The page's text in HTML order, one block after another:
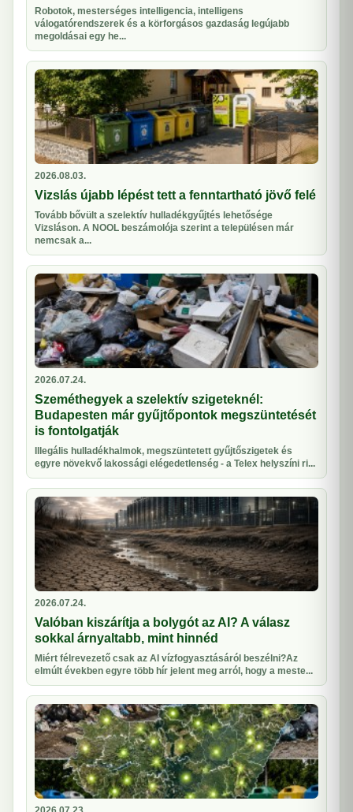
Robotok, mesterséges intelligencia, intelligens
válogatórendszerek és a körforgásos gazdaság legújabb
megoldásai egy he...
2026.08.03.
Vizslás újabb lépést tett a fenntartható jövő felé
Tovább bővült a szelektív hulladékgyűjtés lehetősége
Vizsláson. A NOOL beszámolója szerint a településen már
nemcsak a...
2026.07.24.
Szeméthegyek a szelektív szigeteknél:
Budapesten már gyűjtőpontok megszüntetését
is fontolgatják
Illegális hulladékhalmok, megszüntetett gyűjtőszigetek és
egyre növekvő lakossági elégedetlenség - a Telex helyszíni ri...
2026.07.24.
Valóban kiszárítja a bolygót az AI? A válasz
sokkal árnyaltabb, mint hinnéd
Miért félrevezető csak az AI vízfogyasztásáról beszélni?Az
elmúlt években egyre több hír jelent meg arról, hogy a meste...